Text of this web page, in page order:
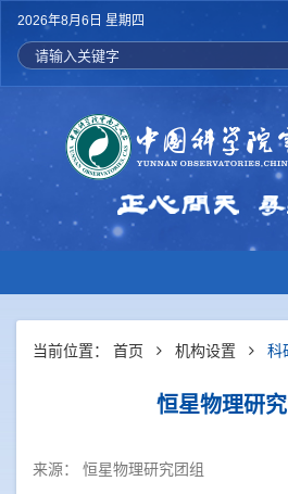
2026年8月6日 星期四
当前位置： 首页 机构设置 科
恒星物理研
来源： 恒星物理研究团组